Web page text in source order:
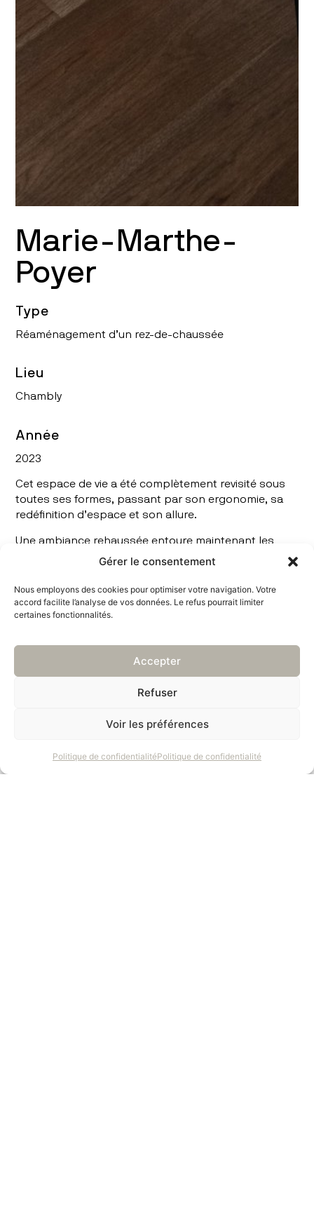
Gérer le consentement
Nous employons des cookies pour optimiser votre navigation. Votre
accord facilite l’analyse de vos données. Le refus pourrait limiter
certaines fonctionnalités.
Accepter
Refuser
Voir les préférences
Politique de confidentialitéPolitique de confidentialité
Marie-Marthe-
Poyer
Type
Réaménagement d’un rez-de-chaussée
Lieu
Chambly
Année
2023
Cet espace de vie a été complètement revisité sous
toutes ses formes, passant par son ergonomie, sa
redéfinition d’espace et son allure.
Une ambiance rehaussée entoure maintenant les
moments de convivialité du quotidien.